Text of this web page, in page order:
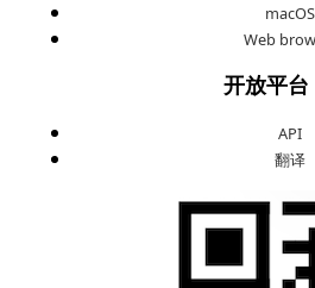
macOS
Web
开放平台
API
翻译